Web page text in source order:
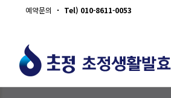
예약문의 Tel) 010-8611-0053